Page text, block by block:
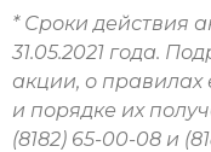
* Сроки действия
31.05.2021 года.
акции, о правилах
и порядке их
(8182) 65-00-08 и